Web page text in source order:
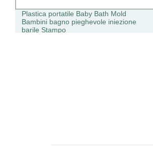
Plastica portatile Baby Bath Mold
Bambini bagno pieghevole iniezione
barile Stampo